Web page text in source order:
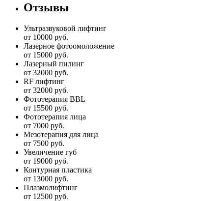
Отзывы
Ультразвуковой лифтинг
от 10000 руб.
Лазерное фотоомоложение
от 15000 руб.
Лазерный пилинг
от 32000 руб.
RF лифтинг
от 32000 руб.
Фототерапия BBL
от 15500 руб.
Фототерапия лица
от 7000 руб.
Мезотерапия для лица
от 7500 руб.
Увеличение губ
от 19000 руб.
Контурная пластика
от 13000 руб.
Плазмолифтинг
от 12500 руб.